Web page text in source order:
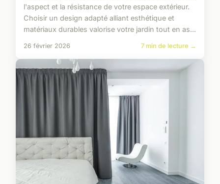
l'aspect et la résistance de votre espace extérieur.
Choisir un design adapté alliant esthétique et
matériaux durables valorise votre jardin tout en as...
26 février 2026 7 min de lecture →